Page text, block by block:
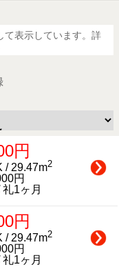
て表示しています。詳
円
/ 29.47m2
円
1ヶ月
円
/ 29.47m2
円
1ヶ月